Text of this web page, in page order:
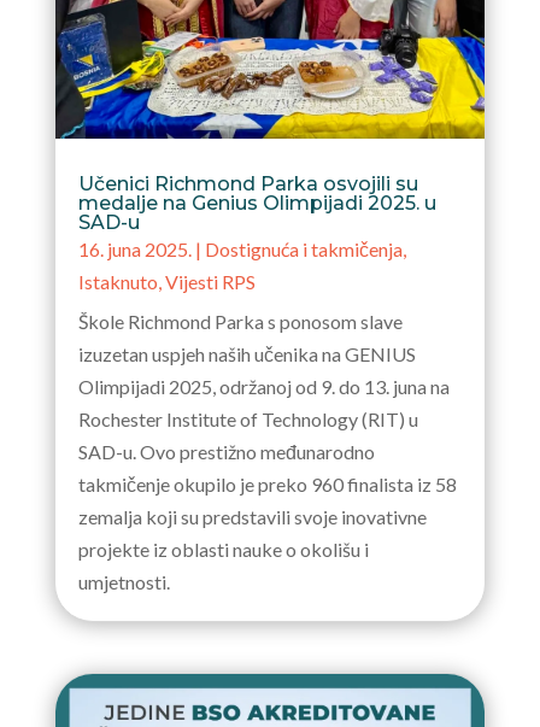
Učenici Richmond Parka osvojili su
medalje na Genius Olimpijadi 2025. u
SAD-u
16. juna 2025.| Dostignuća i takmičenja,
Istaknuto,Vijesti RPS
Škole Richmond Parka s ponosom slave
izuzetan uspjeh naših učenika na GENIUS
Olimpijadi 2025, održanoj od 9. do 13. juna na
Rochester Institute of Technology (RIT) u
SAD-u. Ovo prestižno međunarodno
takmičenje okupilo je preko 960 finalista iz 58
zemalja koji su predstavili svoje inovativne
projekte iz oblasti nauke o okolišu i
umjetnosti.